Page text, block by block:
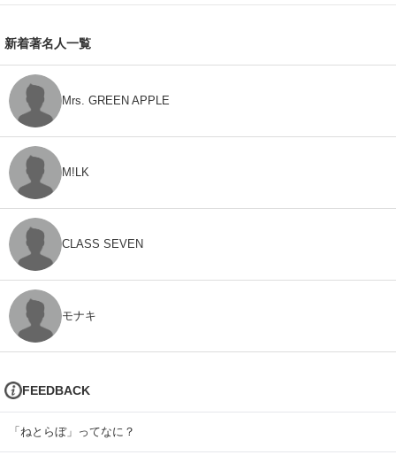
新着著名人一覧
Mrs. GREEN APPLE
M!LK
CLASS SEVEN
モナキ
FEEDBACK
「ねとらぼ」ってなに？